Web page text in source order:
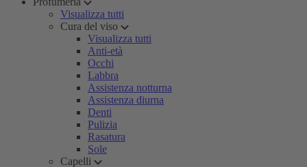
Visualizza tutti
Cura del viso
Visualizza tutti
Anti-età
Occhi
Labbra
Assistenza notturna
Assistenza diurna
Denti
Pulizia
Rasatura
Sole
Capelli